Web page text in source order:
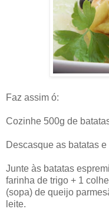
Faz assim ó:
Cozinhe 500g de
Descasque as batatas
Junte às batatas
farinha de trigo + 1
(sopa) de queijo
leite.